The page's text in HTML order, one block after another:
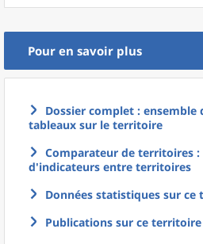
Pour en savoir plus
Dossier complet : ensemble
tableaux sur le territoire
Comparateur de territoires
d'indicateurs entre territoires
Données statistiques sur
Publications sur ce territoire